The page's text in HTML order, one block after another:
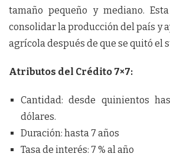
tamaño pequeño y mediano.
consolidar la producción del país y
agrícola después de que se quitó el
Atributos del Crédito 7×7:
Cantidad: desde quinientos
dólares.
Duración: hasta 7 años
Tasa de interés: 7 % al año